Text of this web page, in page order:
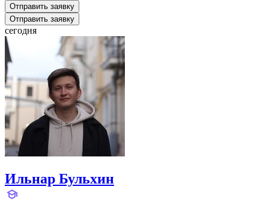
Отправить заявку
Отправить заявку
сегодня
Ильнар Бульхин